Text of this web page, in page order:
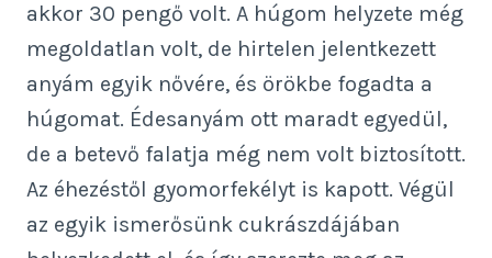
akkor 30 pengő volt. A húgom helyzete még
megoldatlan volt, de hirtelen jelentkezett
anyám egyik nővére, és örökbe fogadta a
húgomat. Édesanyám ott maradt egyedül,
de a betevő falatja még nem volt biztosított.
Az éhezéstől gyomorfekélyt is kapott. Végül
az egyik ismerősünk cukrászdájában